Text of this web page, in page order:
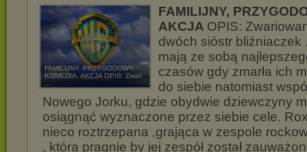
FAMILIJNY, PRZYGODOWY,
KOMEDIA, AKCJA OPIS: Zwari
FAMILIJNY,
AKCJA OPIS:
dwóch sióstr bliźniaczek
mają ze sobą
czasów gdy zmarła ich
do siebie natomiast
Nowego Jorku, gdzie obydwie dziewczyny
osiągnąć wyznaczone przez siebie cele.
nieco roztrzepana ,grająca w zespole
, która pragnie by jej zespół został